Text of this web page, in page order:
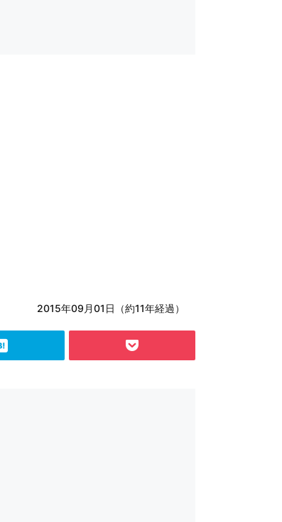
2015年09月01日（約11年経過）